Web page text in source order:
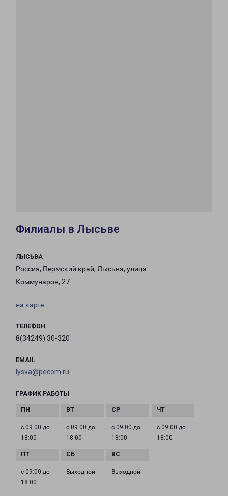
Филиалы в Лысьве
ЛЫСЬВА
Россия, Пермский край, Лысьва, улица
Коммунаров, 27
на карте
ТЕЛЕФОН
8(34249) 30-320
EMAIL
lysva@pecom.ru
ГРАФИК РАБОТЫ
с 09:00 до
18:00
с 09:00 до
18:00
с 09:00 до
18:00
с 09:00 до
18:00
с 09:00 до
18:00
Выходной Выходной